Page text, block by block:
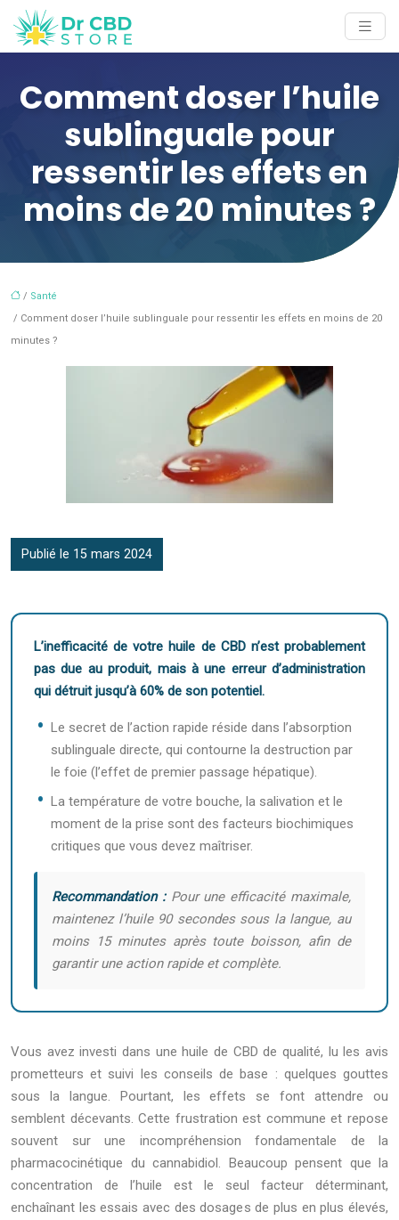
Comment doser l’huile
sublinguale pour
ressentir les effets en
moins de 20 minutes ?
/ Santé
/ Comment doser l’huile sublinguale pour ressentir les effets en moins de 20
minutes ?
Publié le 15 mars 2024
L’inefficacité de votre huile de CBD n’est probablement
pas due au produit, mais à une erreur d’administration
qui détruit jusqu’à 60% de son potentiel.
Le secret de l’action rapide réside dans l’absorption
sublinguale directe, qui contourne la destruction par
le foie (l’effet de premier passage hépatique).
La température de votre bouche, la salivation et le
moment de la prise sont des facteurs biochimiques
critiques que vous devez maîtriser.
Recommandation :Pour une efficacité maximale,
maintenez l’huile 90 secondes sous la langue, au
moins 15 minutes après toute boisson, afin de
garantir une action rapide et complète.
Vous avez investi dans une huile de CBD de qualité, lu les avis
prometteurs et suivi les conseils de base : quelques gouttes
sous la langue. Pourtant, les effets se font attendre ou
semblent décevants. Cette frustration est commune et repose
souvent sur une incompréhension fondamentale de la
pharmacocinétique du cannabidiol. Beaucoup pensent que la
concentration de l’huile est le seul facteur déterminant,
enchaînant les essais avec des dosages de plus en plus élevés,